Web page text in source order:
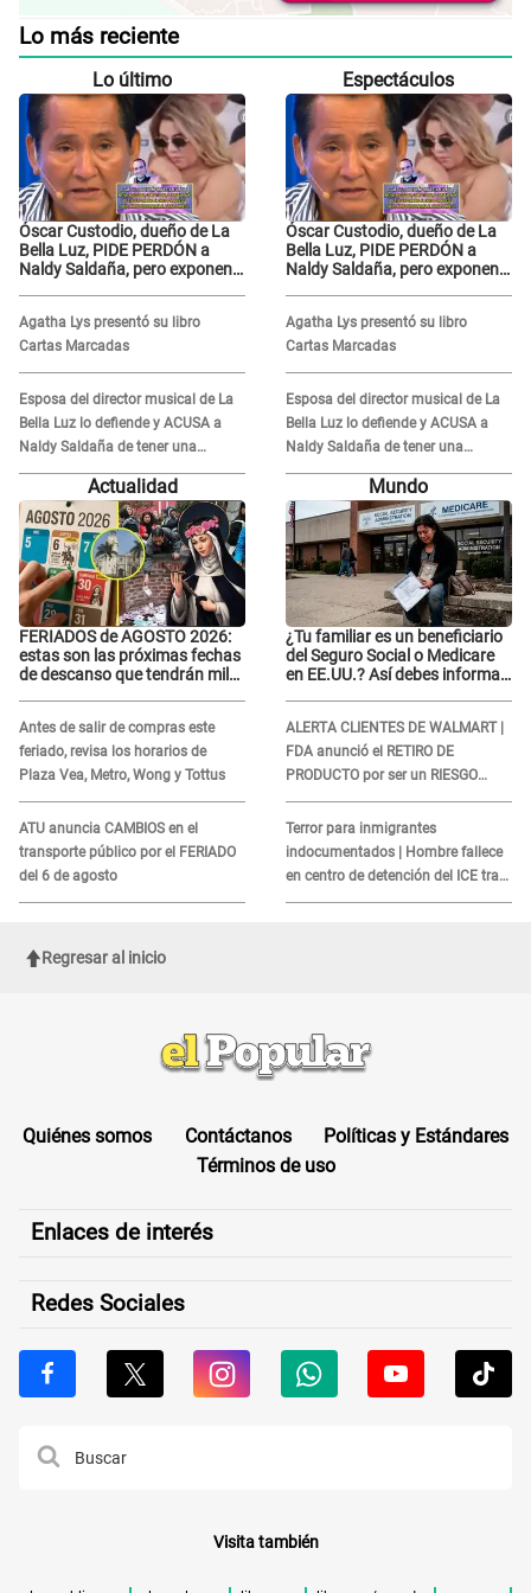
Lo más reciente
Lo último
Óscar Custodio, dueño de La
Bella Luz, PIDE PERDÓN a
Naldy Saldaña, pero exponen
grabar"
Agatha Lys presentó su libro
Cartas Marcadas
Esposa del director musical de La
Bella Luz lo defiende y ACUSA a
Naldy Saldaña de tener una
relación con él y otros integrantes
Espectáculos
Óscar Custodio, dueño de La
Bella Luz, PIDE PERDÓN a
Naldy Saldaña, pero exponen
grabar"
Agatha Lys presentó su libro
Cartas Marcadas
Esposa del director musical de La
Bella Luz lo defiende y ACUSA a
Naldy Saldaña de tener una
relación con él y otros integrantes
Actualidad
FERIADOS de AGOSTO 2026:
estas son las próximas fechas
de descanso que tendrán miles
Antes de salir de compras este
feriado, revisa los horarios de
Plaza Vea, Metro, Wong y Tottus
ATU anuncia CAMBIOS en el
transporte público por el FERIADO
del 6 de agosto
Mundo
¿Tu familiar es un beneficiario
del Seguro Social o Medicare
en EE.UU.? Así debes informar
ALERTA CLIENTES DE WALMART |
FDA anunció el RETIRO DE
PRODUCTO por ser un RIESGO
MORTAL para consumidores: ¿Cuál
es?
Terror para inmigrantes
indocumentados | Hombre fallece
en centro de detención del ICE tras
sufrir una "emergencia médica"
Regresar al inicio
Quiénes somos Contáctanos
Políticas y Estándares
Términos de uso
Enlaces de interés
Redes Sociales
Visita también